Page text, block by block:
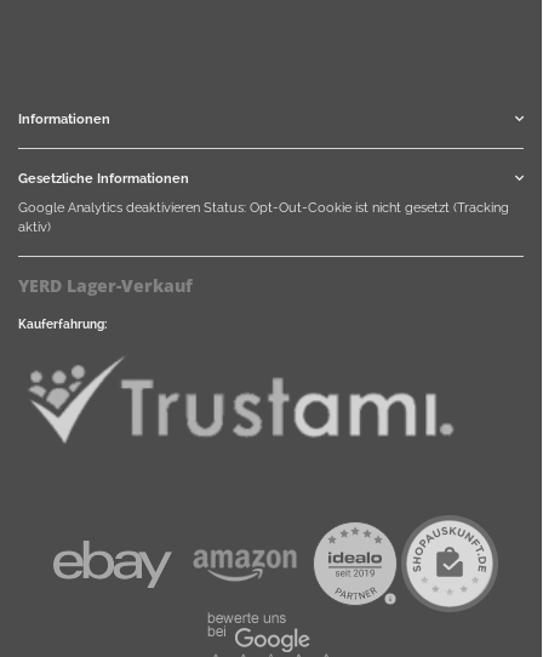
Informationen
Gesetzliche Informationen
Google Analytics deaktivieren Status: Opt-Out-Cookie ist nicht gesetzt (Tracking
aktiv)
YERD Lager-Verkauf
Kauferfahrung: